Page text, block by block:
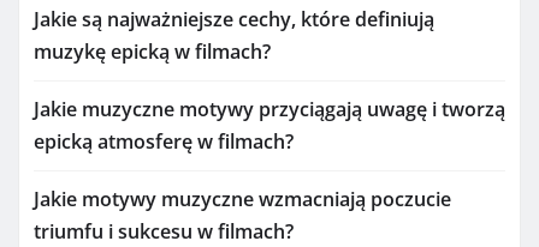
Jakie są najważniejsze cechy, które definiują
muzykę epicką w filmach?
Jakie muzyczne motywy przyciągają uwagę i tworzą
epicką atmosferę w filmach?
Jakie motywy muzyczne wzmacniają poczucie
triumfu i sukcesu w filmach?